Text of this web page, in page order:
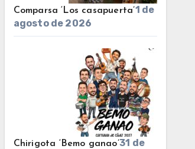
Comparsa ‘Los casapuerta’1 de
agosto de 2026
Chirigota ‘Bemo ganao’31 de